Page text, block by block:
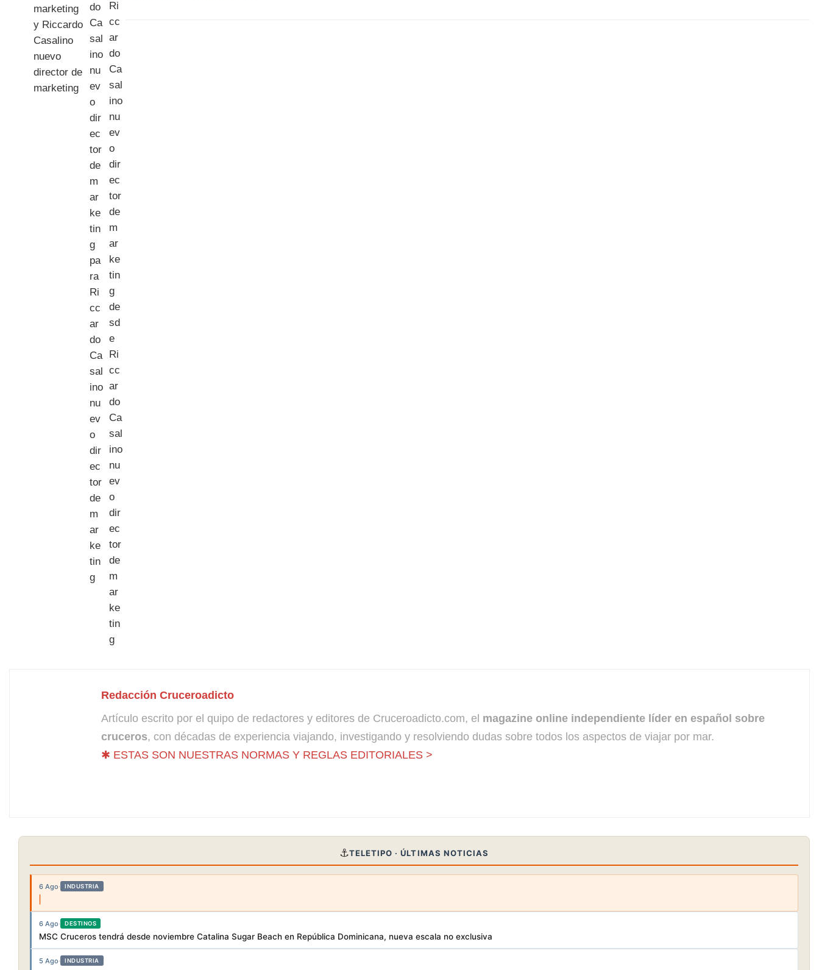
Redacción Cruceroadicto
Artículo escrito por el quipo de redactores y editores de Cruceroadicto.com, el magazine online independiente líder en español sobre
cruceros, con décadas de experiencia viajando, investigando y resolviendo dudas sobre todos los aspectos de viajar por mar.
✱ ESTAS SON NUESTRAS NORMAS Y REGLAS EDITORIALES >
⚓TELETIPO · ÚLTIMAS NOTICIAS
6 Ago· INDUSTRIA
6 Ago· DESTINOS
MSC Cruceros tendrá desde noviembre Catalina Sugar Beach en República Dominicana, nueva escala no exclusiva
5 Ago· INDUSTRIA